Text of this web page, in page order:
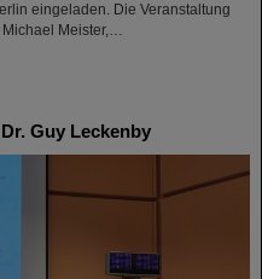
eingeladen. Die Veranstaltung
Michael Meister,…
Guy Leckenby